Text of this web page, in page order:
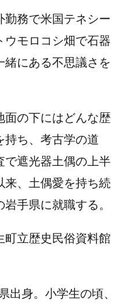
務で米国テネシー
ウモロコシ畑で石器
緒にある不思議さを
の下にはどんな歴
持ち、考古学の道
で遮光器土偶の上半
来、土偶愛を持ち続
手県に就職する。
町立歴史民俗資料館
身。小学生の頃、